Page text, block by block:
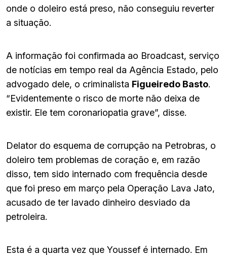
onde o doleiro está preso, não conseguiu reverter
a situação.
A informação foi confirmada ao Broadcast, serviço
de notícias em tempo real da Agência Estado, pelo
advogado dele, o criminalista Figueiredo Basto.
“Evidentemente o risco de morte não deixa de
existir. Ele tem coronariopatia grave”, disse.
Delator do esquema de corrupção na Petrobras, o
doleiro tem problemas de coração e, em razão
disso, tem sido internado com frequência desde
que foi preso em março pela Operação Lava Jato,
acusado de ter lavado dinheiro desviado da
petroleira.
Esta é a quarta vez que Youssef é internado. Em